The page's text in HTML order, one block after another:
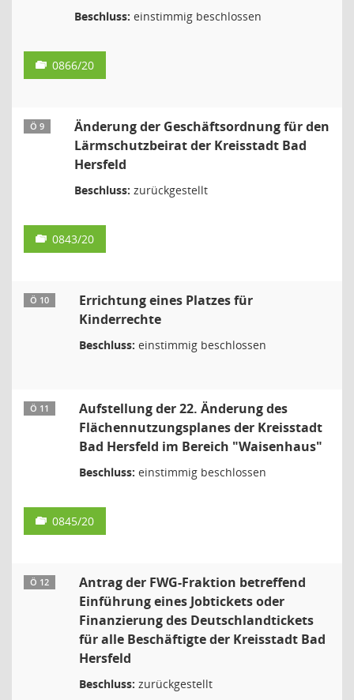
Beschluss: einstimmig beschlossen
0866/20
Ö 9
Änderung der Geschäftsordnung für den
Lärmschutzbeirat der Kreisstadt Bad
Hersfeld
Beschluss: zurückgestellt
0843/20
Ö 10
Errichtung eines Platzes für
Kinderrechte
Beschluss: einstimmig beschlossen
Ö 11
Aufstellung der 22. Änderung des
Flächennutzungsplanes der Kreisstadt
Bad Hersfeld im Bereich "Waisenhaus"
Beschluss: einstimmig beschlossen
0845/20
Ö 12
Antrag der FWG-Fraktion betreffend
Einführung eines Jobtickets oder
Finanzierung des Deutschlandtickets
für alle Beschäftigte der Kreisstadt Bad
Hersfeld
Beschluss: zurückgestellt